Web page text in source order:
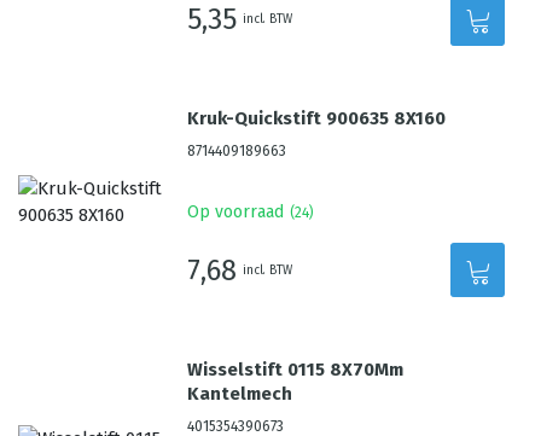
5,35 incl. BTW
Kruk-Quickstift 900635 8X160
8714409189663
Op voorraad (24)
7,68 incl. BTW
Wisselstift 0115 8X70Mm
Kantelmech
4015354390673